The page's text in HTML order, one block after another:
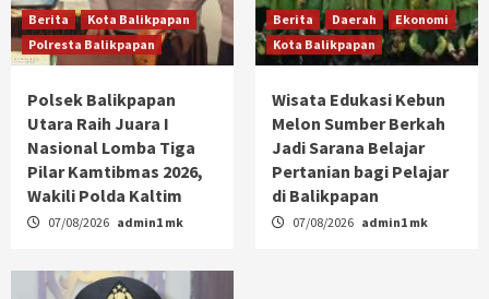
Berita
Kota Balikpapan
Polresta Balikpapan
Polsek Balikpapan
Utara Raih Juara I
Nasional Lomba Tiga
Pilar Kamtibmas 2026,
Wakili Polda Kaltim
07/08/2026 admin1 mk
Berita Daerah
Ekonomi
Kota Balikpapan
Wisata Edukasi Kebun
Melon Sumber Berkah
Jadi Sarana Belajar
Pertanian bagi Pelajar
di Balikpapan
07/08/2026 admin1 mk